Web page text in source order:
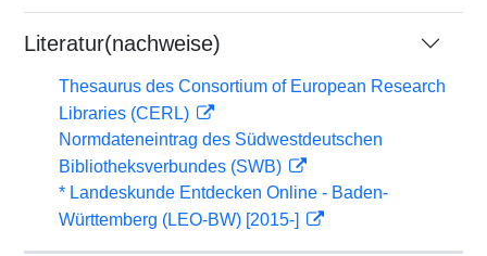
Literatur(nachweise)
Thesaurus des Consortium of European Research
Libraries (CERL)
Normdateneintrag des Südwestdeutschen
Bibliotheksverbundes (SWB)
* Landeskunde Entdecken Online - Baden-
Württemberg (LEO-BW) [2015-]